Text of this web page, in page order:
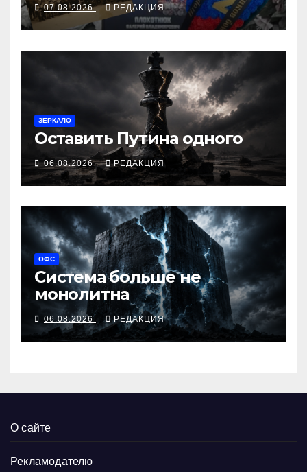
07.08.2026 РЕДАКЦИЯ
ЗЕРКАЛО
Оставить Путина одного
06.08.2026 РЕДАКЦИЯ
ОФС
Система больше не
монолитна
06.08.2026 РЕДАКЦИЯ
О сайте
Рекламодателю